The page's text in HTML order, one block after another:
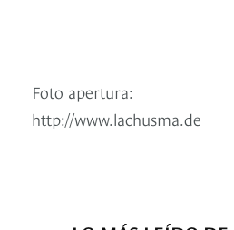
Foto apertura:
http://www.lachusma.de